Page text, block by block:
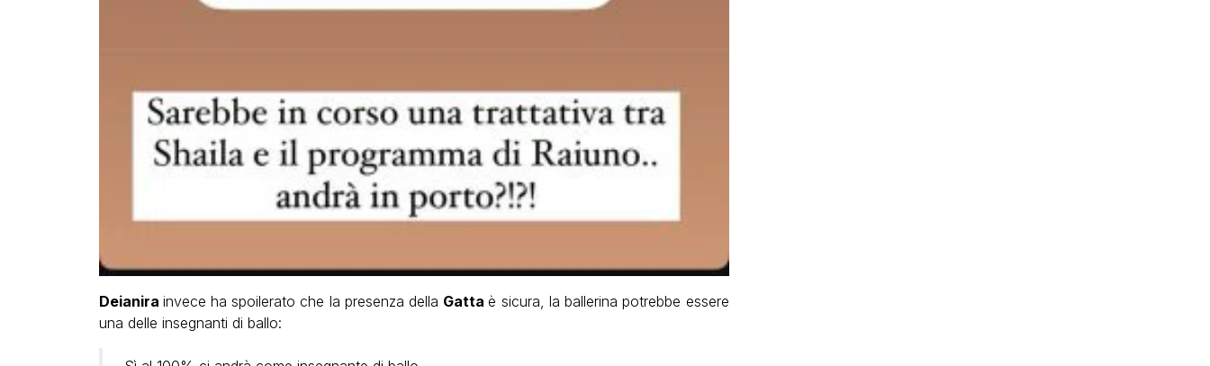
Deianira invece ha spoilerato che la presenza della Gattaè sicura, la ballerina potrebbe essere
una delle insegnanti di ballo: